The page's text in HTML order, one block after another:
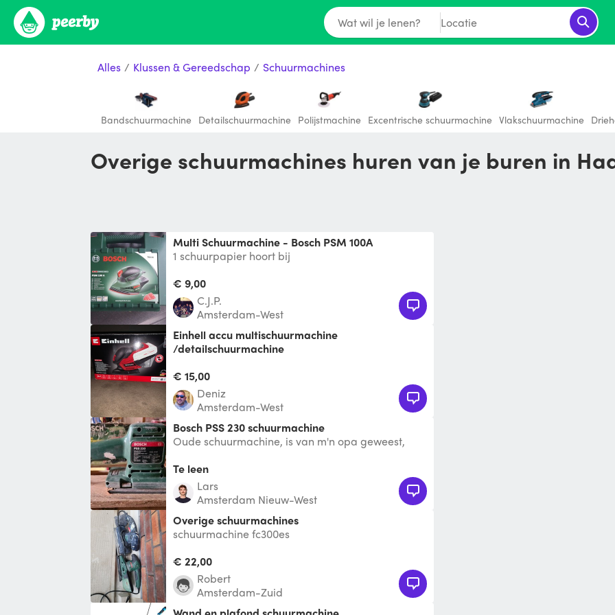
Wat wil je lenen? Locatie
Alles / Klussen & Gereedschap / Schuurmachines
Bandschuurmachine Detailschuurmachine Polijstmachine Excentrische schuurmachine Vlakschuurmachine
Overige schuurmachines huren van je buren in
Multi Schuurmachine - Bosch PSM 100A
1 schuurpapier hoort bij
€ 9,00
C.J.P.
Amsterdam-West
Einhell accu multischuurmachine
/detailschuurmachine
detailschuurmachine
€ 15,00
Deniz
Amsterdam-West
Bosch PSS 230 schuurmachine
Oude schuurmachine, is van m'n opa geweest,
Te leen
Lars
Amsterdam Nieuw-West
Overige schuurmachines
schuurmachine fc300es
€ 22,00
Robert
Amsterdam-Zuid